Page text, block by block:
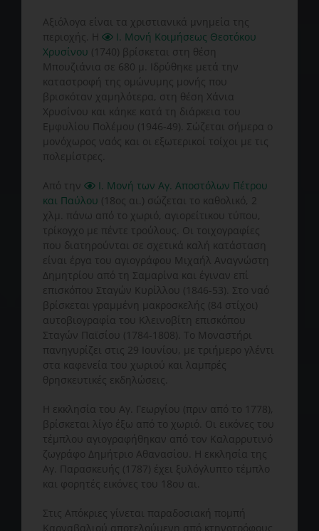
Αξιόλογα είναι τα χριστιανικά μνημεία της
περιοχής. Η
Ι. Μονή Κοιμήσεως Θεοτόκου
Χρυσίνου (1740) βρίσκεται στη θέση
Μπουζιάνια σε 680 μ. Ιδρύθηκε μετά την
καταστροφή της ομώνυμης μονής που
βρισκόταν χαμηλότερα, στη θέση Χάνια
Χρυσίνου και κάηκε κατά τη διάρκεια του
Εμφυλίου Πολέμου (1946-49). Σώζεται σήμερα ο
μονόχωρος ναός και οι εξωτερικοί τοίχοι με τις
πολεμίστρες.
Από την
Ι. Μονή των Αγ. Αποστόλων Πέτρου
και Παύλου (18ος αι.) σώζεται το καθολικό, 2
χλμ. πάνω από το χωριό, αγιορείτικου τύπου,
τρίκογχο με πέντε τρούλους. Οι τοιχογραφίες
που διατηρούνται σε σχετικά καλή κατάσταση
είναι έργα του αγιογράφου Μιχαήλ Αναγνώστη
Δημητρίου από τη Σαμαρίνα και έγιναν επί
επισκόπου Σταγών Κυρίλλου (1846-53). Στο ναό
βρίσκεται γραμμένη μακροσκελής (84 στίχοι)
αυτοβιογραφία του Κλεινοβίτη επισκόπου
Σταγών Παϊσίου (1784-1808). Το Μοναστήρι
πανηγυρίζει στις 29 Ιουνίου, με τριήμερο γλέντι
στα καφενεία του χωριού και λαμπρές
θρησκευτικές εκδηλώσεις.
Η εκκλησία του Αγ. Γεωργίου (πριν από το 1778),
βρίσκεται λίγο έξω από το χωριό. Οι εικόνες του
τέμπλου αγιογραφήθηκαν από τον Καλαρρυτινό
ζωγράφο Δημήτριο Αθανασίου. Η εκκλησία της
Αγ. Παρασκευής (1787) έχει ξυλόγλυπτο τέμπλο
και φορητές εικόνες του 18ου αι.
Στις Απόκριες γίνεται παραδοσιακή πομπή
Καρναβαλιού αποτελούμενη από κτηνοτρόφους